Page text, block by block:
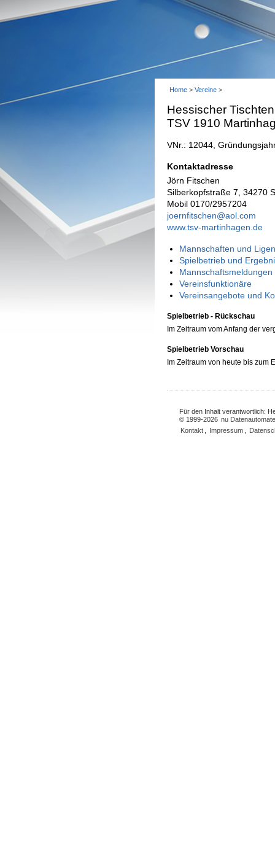
Home > Vereine >
Hessischer
TSV 1910
VNr.: 12044,
Kontaktadresse
Jörn Fitschen
Silberkopfstraße 7, 34270
Mobil 0170/2957204
joernfitschen@aol.com
www.tsv-martinhagen.de
Mannschaften und
Spielbetrieb und
Vereinsfunktionäre
Vereinsangebote und
Spielbetrieb - Rückschau
Im Zeitraum vom Anfang der
Spielbetrieb Vorschau
Im Zeitraum von heute bis zum
Für den Inhalt verantwortlich:
© 1999-2026 nu
Kontakt
Impressum